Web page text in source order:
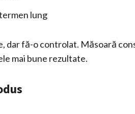
lung
dar fă-o controlat. Măsoară
mai bune rezultate.